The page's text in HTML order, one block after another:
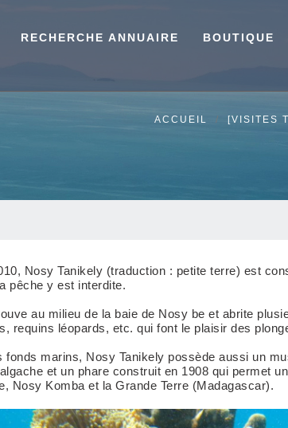
RECHERCHE ANNUAIRE BOUTIQUE
ACCUEIL
[VISITES
Nosy Tanikely (traduction : petite terre) est
pêche y est interdite.
au milieu de la baie de Nosy be et abrite
requins léopards, etc. qui font le plaisir des
fonds marins, Nosy Tanikely possède aussi un
et un phare construit en 1908 qui permet
Nosy Komba et la Grande Terre (Madagascar).